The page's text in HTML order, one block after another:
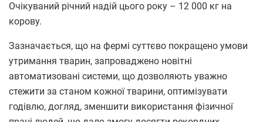
Очікуваний річний надій цього року – 12 000 кг на
корову.
Зазначається, що на фермі суттєво покращено умови
утримання тварин, запроваджено новітні
автоматизовані системи, що дозволяють уважно
стежити за станом кожної тварини, оптимізувати
годівлю, догляд, зменшити використання фізичної